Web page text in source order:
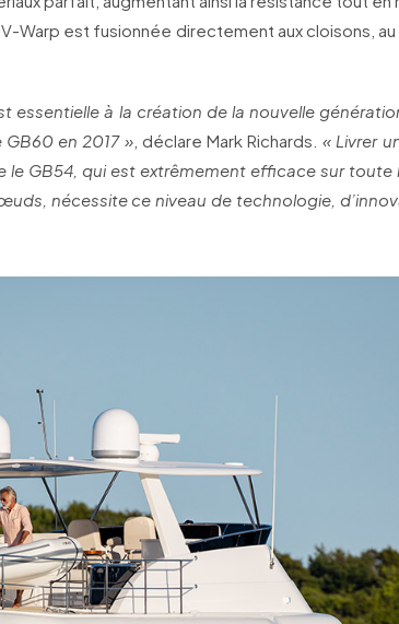
Warp est fusionnée directement aux cloisons, au
essentielle à la création de la nouvelle
en 2017 », déclare Mark Richards.« Livrer
le GB54, qui est extrêmement efficace sur toute
nécessite ce niveau de technologie,